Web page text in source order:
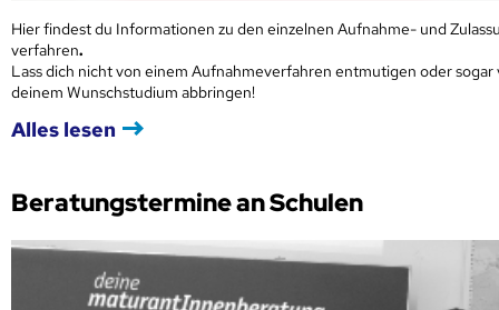
Hier findest du Informationen zu den einzelnen Aufnahme- und
verfahren.
Lass dich nicht von einem Aufnahmeverfahren entmutigen oder sogar
deinem Wunschstudium abbringen!
Alles lesen
Beratungstermine an Schulen